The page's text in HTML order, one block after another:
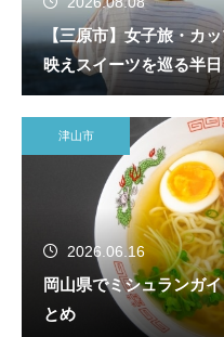
【三原市】女子旅・カ
映えスイーツを巡る半
津山市
2026.06.16
岡山県でミシュランガ
とめ